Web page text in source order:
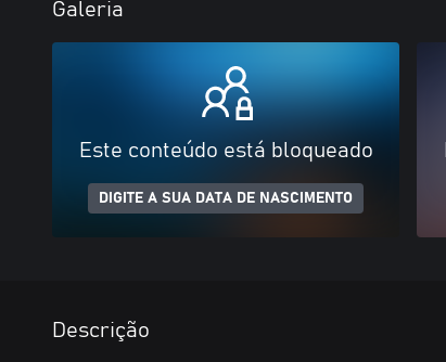
Galeria
Este conteúdo está bloqueado
DIGITE A SUA DATA DE NASCIMENTO
Descrição